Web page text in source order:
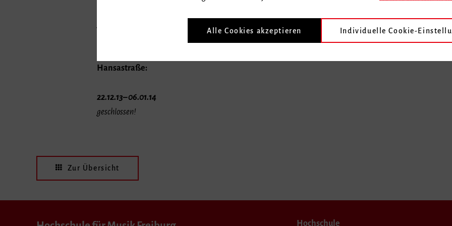
Hansastraße:
22.12.13– 06.01.14
geschlossen!
Zur Übersicht
Hochschule
Alle Cookies akzeptieren Individuelle Cookie-